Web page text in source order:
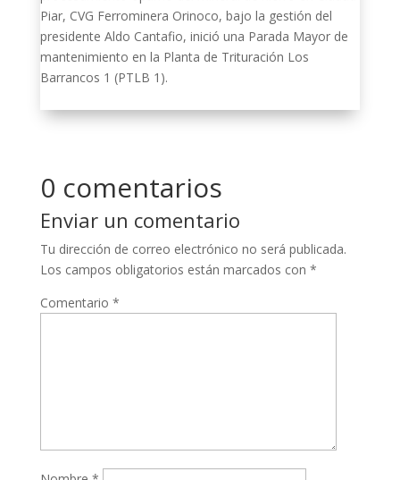
Piar, CVG Ferrominera Orinoco, bajo la gestión del
presidente Aldo Cantafio, inició una Parada Mayor de
mantenimiento en la Planta de Trituración Los
Barrancos 1 (PTLB 1).
0 comentarios
Enviar un comentario
Tu dirección de correo electrónico no será publicada.
Los campos obligatorios están marcados con *
Comentario *